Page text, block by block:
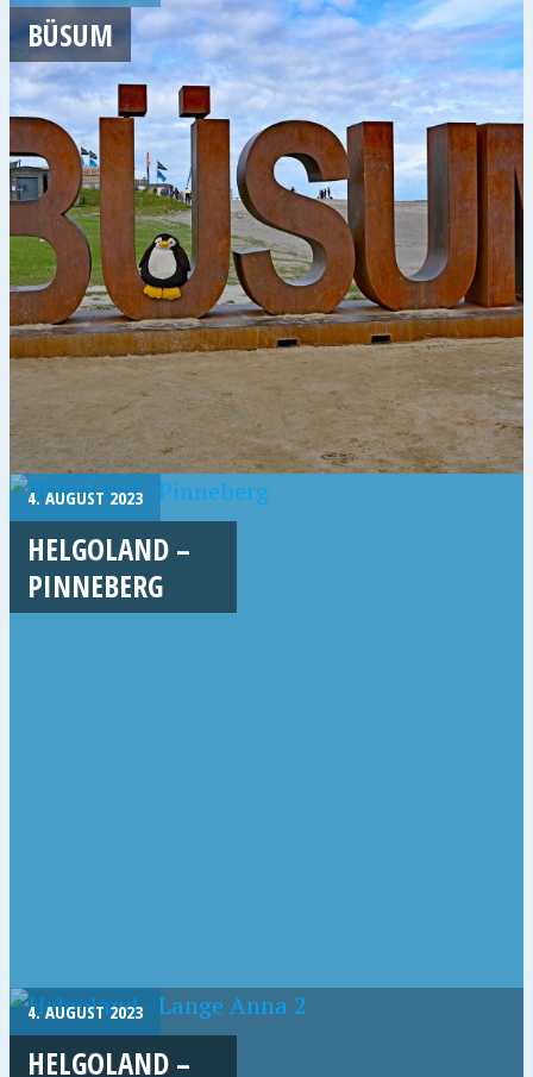
BÜSUM
4. AUGUST 2023
HELGOLAND –
PINNEBERG
4. AUGUST 2023
HELGOLAND –